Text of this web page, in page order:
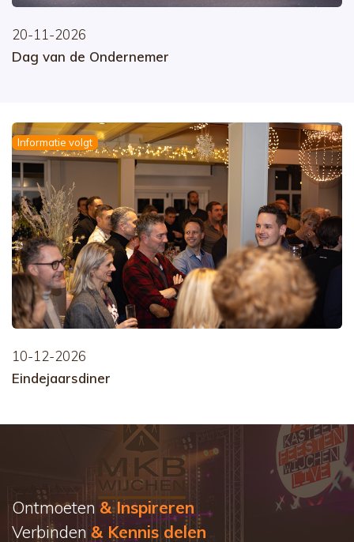
20-11-2026
Dag van de Ondernemer
Informatie volgt
10-12-2026
Eindejaarsdiner
Ontmoeten & Inspireren
Verbinden & Kennis delen